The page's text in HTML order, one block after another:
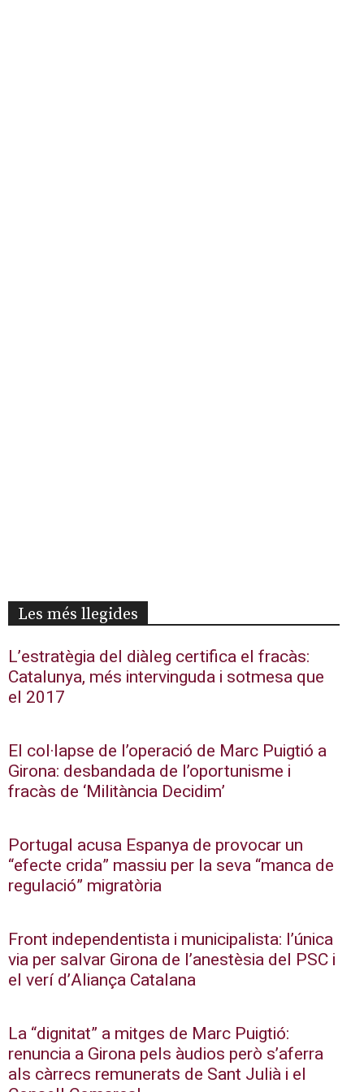
Les més llegides
L’estratègia del diàleg certifica el fracàs:
Catalunya, més intervinguda i sotmesa que
el 2017
El col·lapse de l’operació de Marc Puigtió a
Girona: desbandada de l’oportunisme i
fracàs de ‘Militància Decidim’
Portugal acusa Espanya de provocar un
“efecte crida” massiu per la seva “manca de
regulació” migratòria
Front independentista i municipalista: l’única
via per salvar Girona de l’anestèsia del PSC i
el verí d’Aliança Catalana
La “dignitat” a mitges de Marc Puigtió:
renuncia a Girona pels àudios però s’aferra
als càrrecs remunerats de Sant Julià i el